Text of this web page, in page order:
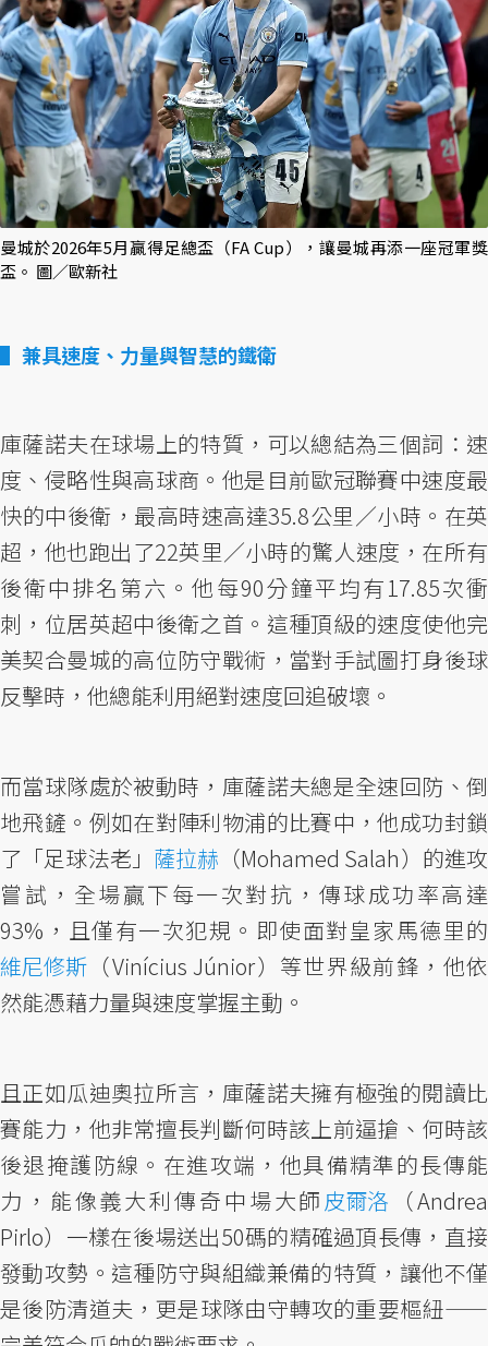
曼城於2026年5月贏得足總盃（FA Cup），讓曼城再添一座冠軍獎
盃。 圖／歐新社
兼具速度、力量與智慧的鐵衛
庫薩諾夫在球場上的特質，可以總結為三個詞：速
度、侵略性與高球商。他是目前歐冠聯賽中速度最
快的中後衛，最高時速高達35.8公里／小時。在英
超，他也跑出了22英里／小時的驚人速度，在所有
後衛中排名第六。他每90分鐘平均有17.85次衝
刺，位居英超中後衛之首。這種頂級的速度使他完
美契合曼城的高位防守戰術，當對手試圖打身後球
反擊時，他總能利用絕對速度回追破壞。
而當球隊處於被動時，庫薩諾夫總是全速回防、倒
地飛鏟。例如在對陣利物浦的比賽中，他成功封鎖
了「足球法老」 薩拉赫 （Mohamed Salah）的進攻
嘗試，全場贏下每一次對抗，傳球成功率高達
93%，且僅有一次犯規。即使面對皇家馬德里的
維尼修斯 （Vinícius Júnior）等世界級前鋒，他依
然能憑藉力量與速度掌握主動。
且正如瓜迪奧拉所言，庫薩諾夫擁有極強的閱讀比
賽能力，他非常擅長判斷何時該上前逼搶、何時該
後退掩護防線。在進攻端，他具備精準的長傳能
力，能像義大利傳奇中場大師皮爾洛 （Andrea
Pirlo）一樣在後場送出50碼的精確過頂長傳，直接
發動攻勢。這種防守與組織兼備的特質，讓他不僅
是後防清道夫，更是球隊由守轉攻的重要樞紐——